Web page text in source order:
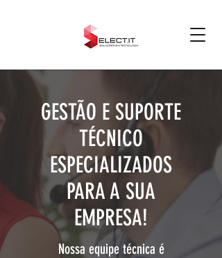
GESTÃO E SUPORTE
TÉCNICO
ESPECIALIZADOS
PARA A SUA
EMPRESA!
Nossa equipe técnica é